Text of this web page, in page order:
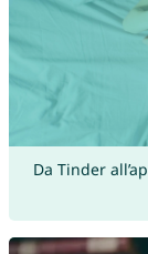
Da Tinder